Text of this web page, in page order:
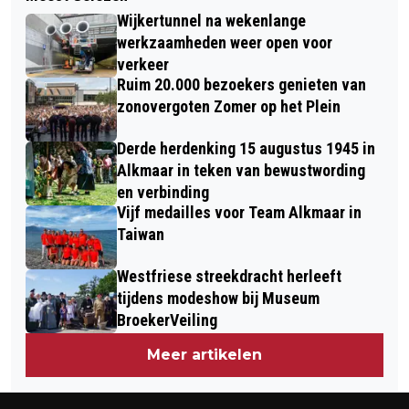
VROONERMEER
OVERVERHIT PANNETJE OP VUUR
Wijkertunnel na wekenlange
werkzaamheden weer open voor
verkeer
Ruim 20.000 bezoekers genieten van
zonovergoten Zomer op het Plein
Derde herdenking 15 augustus 1945 in
Alkmaar in teken van bewustwording
en verbinding
Vijf medailles voor Team Alkmaar in
Taiwan
Westfriese streekdracht herleeft
tijdens modeshow bij Museum
BroekerVeiling
Meer artikelen